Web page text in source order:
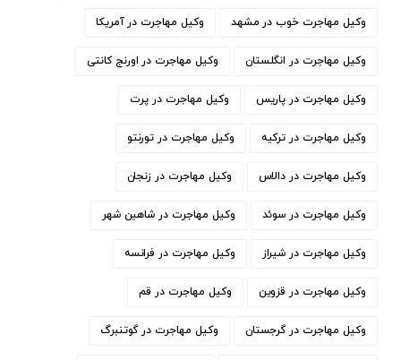
وکیل مهاجرت خوب در مشهد وکیل مهاجرت در آمریکا
وکیل مهاجرت در انگلستان وکیل مهاجرت در اورنج کانتی
وکیل مهاجرت در پاریس وکیل مهاجرت در پرت
وکیل مهاجرت در ترکیه وکیل مهاجرت در تورنتو
وکیل مهاجرت در دالاس وکیل مهاجرت در زنجان
وکیل مهاجرت در سوئد وکیل مهاجرت در شاهین شهر
وکیل مهاجرت در شیراز وکیل مهاجرت در فرانسه
وکیل مهاجرت در قزوین وکیل مهاجرت در قم
وکیل مهاجرت در گرجستان وکیل مهاجرت در گوتنبرگ